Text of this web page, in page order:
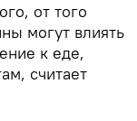
от того
могут влиять
к еде,
считает